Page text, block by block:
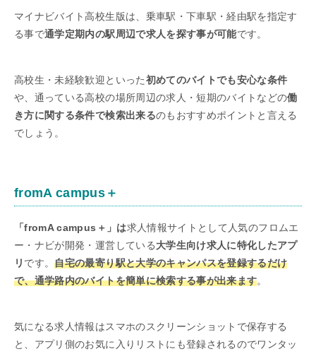
マイナビバイト高校生版は、乗車駅・下車駅・経由駅を指定す
る事で通学定期内の駅周辺で求人を探す事が可能です。
高校生・未経験歓迎といった初めてのバイトでも安心な条件
や、通っている高校の場所周辺の求人・短期のバイトなどの働
き方に関する条件で検索出来るのもおすすめポイントと言える
でしょう。
fromA campus＋
「fromA campus＋」は求人情報サイトとして人気のフロムエ
ー・ナビが開発・運営している大学生向け求人に特化したアプ
リ です。自宅の最寄り駅と大学のキャンパスを登録するだけ
で、通学路内のバイトを簡単に検索する事が出来ます。
気になる求人情報はスマホのスクリーンショットで保存する
と、アプリ側のお気に入りリストにも登録されるのでワンタッ